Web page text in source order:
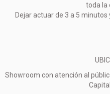
toda la
Dejar actuar de 3 a 5
Showroom con atención al